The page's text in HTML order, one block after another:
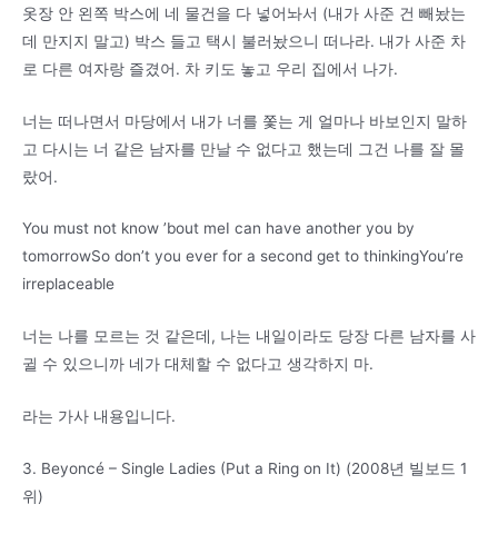
옷장 안 왼쪽 박스에 네 물건을 다 넣어놔서 (내가 사준 건 빼놨는
데 만지지 말고) 박스 들고 택시 불러놨으니 떠나라. 내가 사준 차
로 다른 여자랑 즐겼어. 차 키도 놓고 우리 집에서 나가.
너는 떠나면서 마당에서 내가 너를 쫓는 게 얼마나 바보인지 말하
고 다시는 너 같은 남자를 만날 수 없다고 했는데 그건 나를 잘 몰
랐어.
You must not know ’bout meI can have another you by
tomorrowSo don’t you ever for a second get to thinkingYou’re
irreplaceable
너는 나를 모르는 것 같은데, 나는 내일이라도 당장 다른 남자를 사
귈 수 있으니까 네가 대체할 수 없다고 생각하지 마.
라는 가사 내용입니다.
3. Beyoncé – Single Ladies (Put a Ring on It) (2008년 빌보드 1
위)